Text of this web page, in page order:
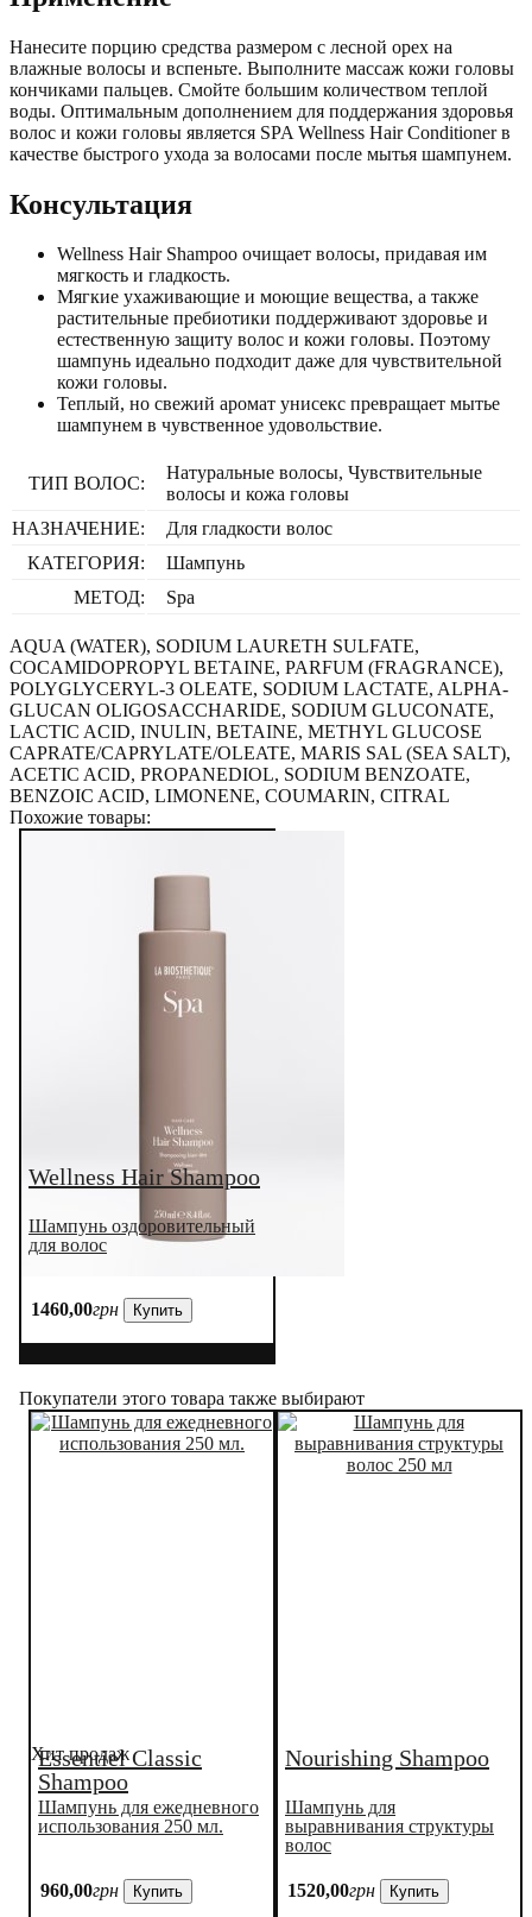
Нанесите порцию средства размером с лесной орех на
влажные волосы и вспеньте. Выполните массаж кожи головы
кончиками пальцев. Смойте большим количеством теплой
воды. Оптимальным дополнением для поддержания здоровья
волос и кожи головы является SPA Wellness Hair Conditioner в
качестве быстрого ухода за волосами после мытья шампунем.
Консультация
Wellness Hair Shampoo очищает волосы, придавая им
мягкость и гладкость.
Мягкие ухаживающие и моющие вещества, а также
растительные пребиотики поддерживают здоровье и
естественную защиту волос и кожи головы. Поэтому
шампунь идеально подходит даже для чувствительной
кожи головы.
Теплый, но свежий аромат унисекс превращает мытье
шампунем в чувственное удовольствие.
ТИП ВОЛОС:
Натуральные волосы, Чувствительные
волосы и кожа головы
НАЗНАЧЕНИЕ:
Для гладкости волос
КАТЕГОРИЯ:
Шампунь
МЕТОД:
Spa
AQUA (WATER), SODIUM LAURETH SULFATE,
COCAMIDOPROPYL BETAINE, PARFUM (FRAGRANCE),
POLYGLYCERYL-3 OLEATE, SODIUM LACTATE, ALPHA-
GLUCAN OLIGOSACCHARIDE, SODIUM GLUCONATE,
LACTIC ACID, INULIN, BETAINE, METHYL GLUCOSE
CAPRATE/CAPRYLATE/OLEATE, MARIS SAL (SEA SALT),
ACETIC ACID, PROPANEDIOL, SODIUM BENZOATE,
BENZOIC ACID, LIMONENE, COUMARIN, CITRAL
Похожие товары:
Wellness Hair Shampoo
Шампунь оздоровительный
для волос
1460,00грн Купить
Покупатели этого товара также выбирают
Хит продаж
Essentiel Classic
Shampoo
Шампунь для ежедневного
использования 250 мл.
960,00грн Купить
Nourishing Shampoo
Шампунь для
выравнивания структуры
волос
1520,00грн Купить